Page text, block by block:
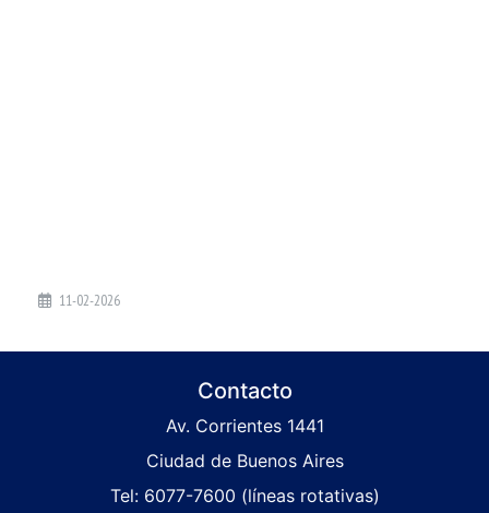
11-02-2026
Contacto
Av. Corrientes 1441
Ciudad de Buenos Aires
Tel: 6077-7600 (líneas rotativas)